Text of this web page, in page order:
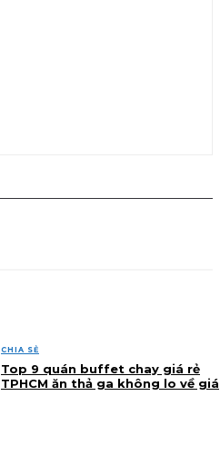
CHIA SẺ
Top 9 quán buffet chay giá rẻ
TPHCM ăn thả ga không lo về giá